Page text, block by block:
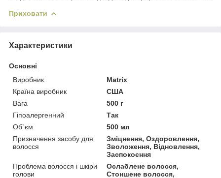
Приховати
Характеристики
Основні
Виробник
Matrix
Країна виробник
США
Вага
500 г
Гіпоалергенний
Так
Об`єм
500 мл
Призначення засобу для
волосся
Зміцнення, Оздоровлення,
Зволоження, Відновлення,
Заспокоєння
Проблема волосся і шкіри
голови
Ослаблене волосся,
Стоншене волосся,